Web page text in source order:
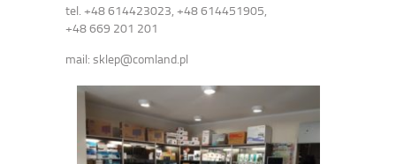
tel. +48 614423023, +48 614451905,
+48 669 201 201
mail: sklep@comland.pl